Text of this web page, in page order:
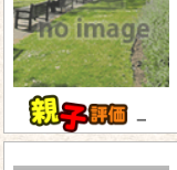
－